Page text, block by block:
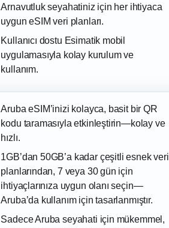
Arnavutluk seyahatiniz için her ihtiyaca
uygun eSIM veri planları.
Kullanıcı dostu Esimatik mobil
uygulamasıyla kolay kurulum ve
kullanım.
Aruba eSIM’inizi kolayca, basit bir QR
kodu taramasıyla etkinleştirin—kolay ve
hızlı.
1GB’dan 50GB’a kadar çeşitli esnek veri
planlarından, 7 veya 30 gün için
ihtiyaçlarınıza uygun olanı seçin—
Aruba’da kullanım için tasarlanmıştır.
Sadece Aruba seyahati için mükemmel,